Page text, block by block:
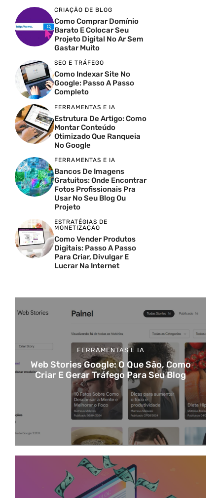
CRIAÇÃO DE BLOG
Como Comprar Domínio
Barato E Colocar Seu
Projeto Digital No Ar Sem
Gastar Muito
SEO E TRÁFEGO
Como Indexar Site No
Google: Passo A Passo
Completo
FERRAMENTAS E IA
Estrutura De Artigo: Como
Montar Conteúdo
Otimizado Que Ranqueia
No Google
FERRAMENTAS E IA
Bancos De Imagens
Gratuitos: Onde Encontrar
Fotos Profissionais Pra
Usar No Seu Blog Ou
Projeto
ESTRATÉGIAS DE
MONETIZAÇÃO
Como Vender Produtos
Digitais: Passo A Passo
Para Criar, Divulgar E
Lucrar Na Internet
FERRAMENTAS E IA
Web Stories Google: O Que São, Como
Criar E Gerar Tráfego Para Seu Blog